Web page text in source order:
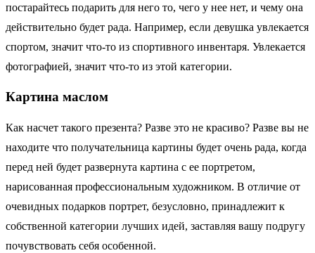
постарайтесь подарить для него то, чего у нее нет, и чему она
действительно будет рада. Например, если девушка увлекается
спортом, значит что-то из спортивного инвентаря. Увлекается
фотографией, значит что-то из этой категории.
Картина маслом
Как насчет такого презента? Разве это не красиво? Разве вы не
находите что получательница картины будет очень рада, когда
перед ней будет развернута картина с ее портретом,
нарисованная профессиональным художником. В отличие от
очевидных подарков портрет, безусловно, принадлежит к
собственной категории лучших идей, заставляя вашу подругу
почувствовать себя особенной.